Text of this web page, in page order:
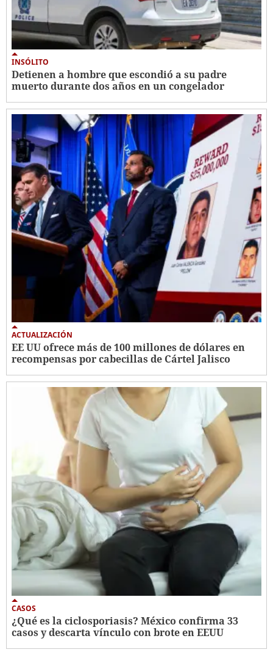
INSÓLITO
Detienen a hombre que escondió a su padre
muerto durante dos años en un congelador
ACTUALIZACIÓN
EE UU ofrece más de 100 millones de dólares en
recompensas por cabecillas de Cártel Jalisco
CASOS
¿Qué es la ciclosporiasis? México confirma 33
casos y descarta vínculo con brote en EEUU